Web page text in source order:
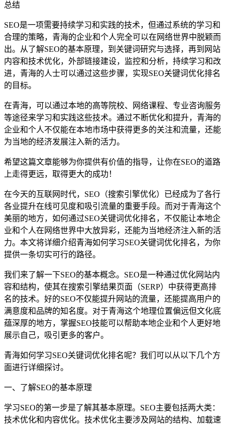
总结
SEO是一项需要持续学习和实践的技术，但通过系统的学习和
合理的策略，青海的企业和个人完全可以在网络世界中脱颖而
出。从了解SEO的基本原理，到关键词研究与选择，再到网站
内容和技术优化，外部链接建设，监控和分析，持续学习和改
进，青海的人士可以通过这些步骤，实现SEO关键词优化排名
的目标。
在青海，可以通过本地的高等院校、网络课程、专业咨询服务
等途径来学习和实践这些技术。通过不断优化和提升，青海的
企业和个人不仅能在本地市场中获得更多的关注和流量，还能
为当地的经济发展注入新的活力。
希望这篇文章能够为你提供有价值的指导，让你在SEO的道路
上走得更远，取得更大的成功！
在今天的互联网时代，SEO（搜索引擎优化）已经成为了各行
各业提升在线可见度和吸引流量的重要手段。而对于青海这个
美丽的地方，如何通过SEO关键词优化排名，不仅能让本地企
业和个人在网络世界中大放异彩，还能为当地经济注入新的活
力。本文将详细介绍青海如何学习SEO关键词优化排名，为你
提供一条切实可行的路径。
我们来了解一下SEO的基本概念。SEO是一种通过优化网站内
容和结构，使其在搜索引擎结果页面（SERP）中获得更高排
名的技术。好的SEO不仅能提升网站的流量，还能提高用户的
满意度和品牌的知名度。对于青海这个地理位置偏远但文化底
蕴深厚的地方，掌握SEO技能可以帮助本地企业和个人更好地
展示自己，吸引更多的客户。
青海如何学习SEO关键词优化排名呢？我们可以从以下几个方
面进行详细探讨。
一、了解SEO的基本原理
学习SEO的第一步是了解其基本原理。SEO主要包括两大类：
技术优化和内容优化。技术优化主要涉及网站的结构、加载速